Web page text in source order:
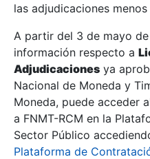
Mostrar/Ocultar
Mostrar/Ocultar
las adjudicaciones
A partir del 3 de mayo
información respecto a
Adjudicaciones ya
Nacional de Moneda y
Moneda, puede acceder
a FNMT-RCM en la
Sector Público
Plataforma de